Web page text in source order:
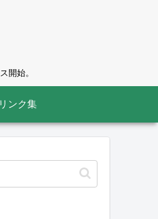
開始。
リンク集